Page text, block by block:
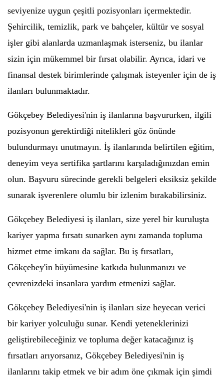
seviyenize uygun çeşitli pozisyonları içermektedir.
Şehircilik, temizlik, park ve bahçeler, kültür ve sosyal
işler gibi alanlarda uzmanlaşmak isterseniz, bu ilanlar
sizin için mükemmel bir fırsat olabilir. Ayrıca, idari ve
finansal destek birimlerinde çalışmak isteyenler için de iş
ilanları bulunmaktadır.
Gökçebey Belediyesi'nin iş ilanlarına başvururken, ilgili
pozisyonun gerektirdiği nitelikleri göz önünde
bulundurmayı unutmayın. İş ilanlarında belirtilen eğitim,
deneyim veya sertifika şartlarını karşıladığınızdan emin
olun. Başvuru sürecinde gerekli belgeleri eksiksiz şekilde
sunarak işverenlere olumlu bir izlenim bırakabilirsiniz.
Gökçebey Belediyesi iş ilanları, size yerel bir kuruluşta
kariyer yapma fırsatı sunarken aynı zamanda topluma
hizmet etme imkanı da sağlar. Bu iş fırsatları,
Gökçebey'in büyümesine katkıda bulunmanızı ve
çevrenizdeki insanlara yardım etmenizi sağlar.
Gökçebey Belediyesi'nin iş ilanları size heyecan verici
bir kariyer yolculuğu sunar. Kendi yeteneklerinizi
geliştirebileceğiniz ve topluma değer katacağınız iş
fırsatları arıyorsanız, Gökçebey Belediyesi'nin iş
ilanlarını takip etmek ve bir adım öne çıkmak için şimdi